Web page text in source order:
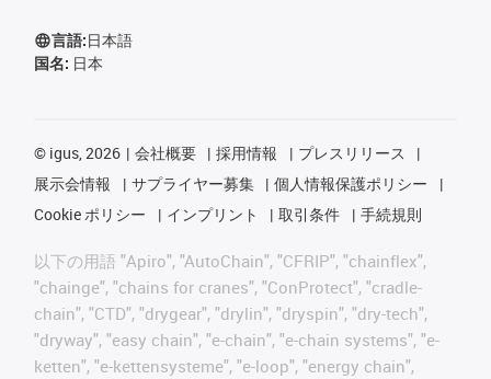
言語:日本語
国名: 日本
© igus, 2026 会社概要 採用情報
プレスリリース
展示会情報
サプライヤー募集
個人情報保護ポリシー
Cookie ポリシー
インプリント 取引条件 手続規則
以下の用語 "Apiro", "AutoChain", "CFRIP", "chainflex",
"chainge", "chains for cranes", "ConProtect", "cradle-
chain", "CTD", "drygear", "drylin", "dryspin", "dry-tech",
"dryway", "easy chain", "e-chain", "e-chain systems", "e-
ketten", "e-kettensysteme", "e-loop", "energy chain",